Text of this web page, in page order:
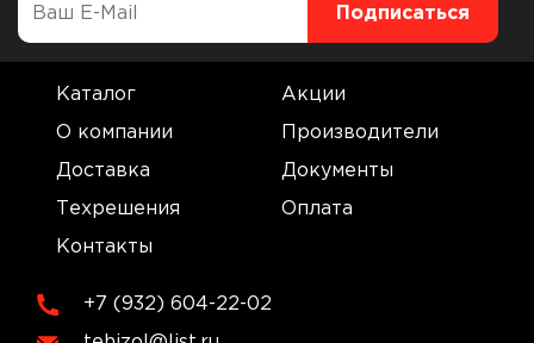
Каталог Акции
О компании Производители
Доставка Документы
Техрешения Оплата
Контакты
+7 (932) 604-22-02